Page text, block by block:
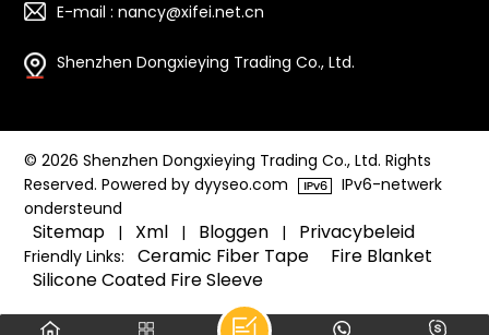
E-mail : nancy@xifei.net.cn
Shenzhen Dongxieying Trading Co., Ltd.
© 2026 Shenzhen Dongxieying Trading Co., Ltd. Rights
Reserved. Powered by dyyseo.com
IPv6-netwerk
ondersteund
Sitemap | Xml | Bloggen | Privacybeleid
Friendly Links: Ceramic Fiber Tape
Fire Blanket
Silicone Coated Fire Sleeve